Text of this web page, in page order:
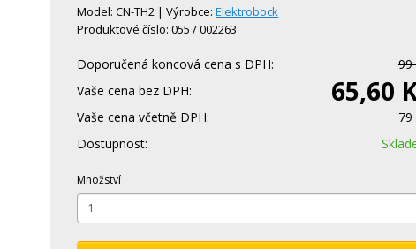
Model: CN-TH2 | Výrobce:Elektrobock
Produktové číslo: 055 / 002263
Doporučená koncová cena s DPH:
99
Vaše cena bez DPH:
65,60
Vaše cena včetně DPH:
79
Dostupnost:
Množství